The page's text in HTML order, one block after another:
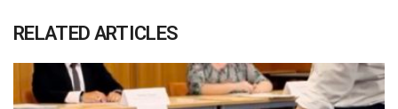
RELATED ARTICLES